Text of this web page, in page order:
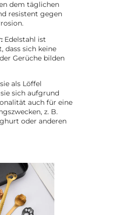
dem täglichen
resistent gegen
Edelstahl ist
dass sich keine
Gerüche bilden
als Löffel
sich aufgrund
auch für eine
z. B.
oder anderen